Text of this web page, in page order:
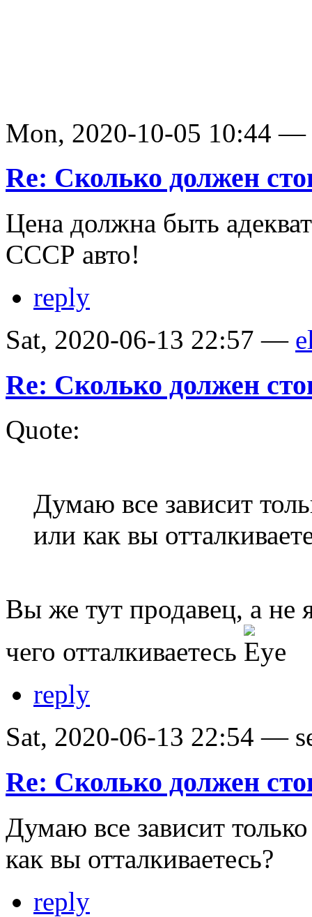
Mon, 2020-10-05 10:44 —
Re: Сколько должен
Цена должна быть
СССР авто!
reply
Sat, 2020-06-13 22:57 —
Re: Сколько должен
Quote:
Думаю все зависит
или как вы
Вы же тут продавец, а не
чего отталкиваетесь
reply
Sat, 2020-06-13 22:54 —
Re: Сколько должен
Думаю все зависит
как вы отталкиваетесь?
reply